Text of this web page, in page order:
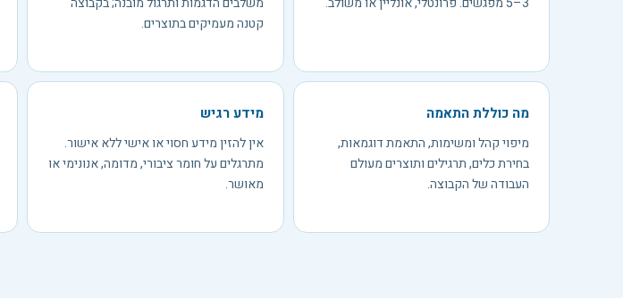
קטנה מעמיקים בתוצרים.
מה כוללת התאמה
מיפוי קהל ומשימות, התאמת דוגמאות,
בחירת כלים, תרגילים ותוצרים מעולם
העבודה של הקבוצה.
מידע רגיש
אין להזין מידע חסוי או אישי ללא אישור.
מתרגלים על חומר ציבורי, מדומה, אנונימי או
מאושר.